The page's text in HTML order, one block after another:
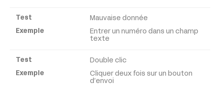
Exemple
Mauvaise donnée
Entrer un numéro dans un champ
texte
Double clic
Cliquer deux fois sur un bouton
d’envoi